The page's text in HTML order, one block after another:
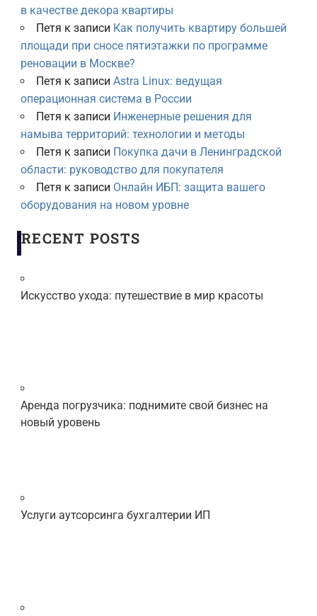
в качестве декора квартиры
Петя к записи Как получить квартиру большей
площади при сносе пятиэтажки по программе
реновации в Москве?
Петя к записи Astra Linux: ведущая
операционная система в России
Петя к записи Инженерные решения для
намыва территорий: технологии и методы
Петя к записи Покупка дачи в Ленинградской
области: руководство для покупателя
Петя к записи Онлайн ИБП: защита вашего
оборудования на новом уровне
RECENT POSTS
Искусство ухода: путешествие в мир красоты
Аренда погрузчика: поднимите свой бизнес на
новый уровень
Услуги аутсорсинга бухгалтерии ИП